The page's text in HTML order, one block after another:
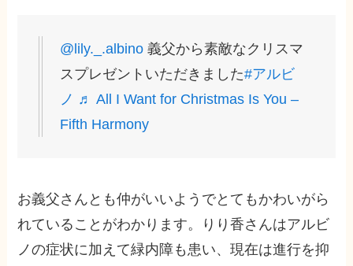
@lily._.albino 義父から素敵なクリスマ
スプレゼントいただきました#アルビ
ノ ♬ All I Want for Christmas Is You –
Fifth Harmony
お義父さんとも仲がいいようでとてもかわいがら
れていることがわかります。りり香さんはアルビ
ノの症状に加えて緑内障も患い、現在は進行を抑